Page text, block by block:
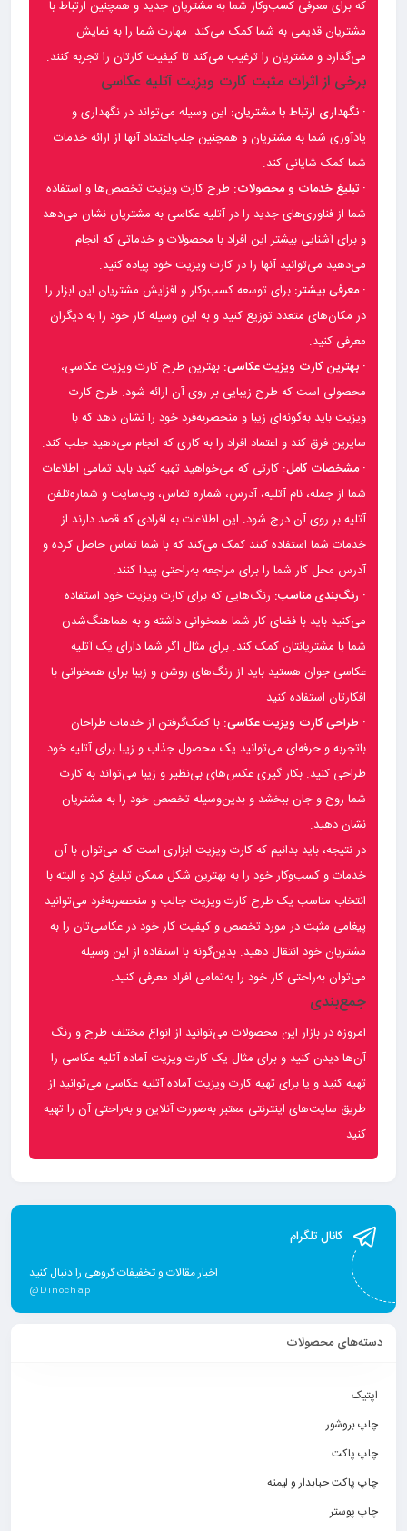
که برای معرفی کسب‌وکار شما به مشتریان جدید و همچنین ارتباط با
مشتریان قدیمی به شما کمک می‌کند. مهارت شما را به نمایش
می‌گذارد و مشتریان را ترغیب می‌کند تا کیفیت کارتان را تجربه کنند.
برخی از اثرات مثبت کارت ویزیت آتلیه عکاسی
· نگهداری ارتباط با مشتریان: این وسیله می‌تواند در نگهداری و
یادآوری شما به مشتریان و همچنین جلب‌اعتماد آنها از ارائه خدمات
شما کمک شایانی کند.
· تبلیغ خدمات و محصولات: طرح کارت ویزیت تخصص‌ها و استفاده
شما از فناوری‌های جدید را در آتلیه عکاسی به مشتریان نشان می‌دهد
و برای آشنایی بیشتر این افراد با محصولات و خدماتی که انجام
می‌دهید می‌توانید آنها را در کارت ویزیت خود پیاده کنید.
· معرفی بیشتر: برای توسعه کسب‌وکار و افزایش مشتریان این ابزار را
در مکان‌های متعدد توزیع کنید و به این وسیله کار خود را به دیگران
معرفی کنید.
· بهترین کارت ویزیت عکاسی: بهترین طرح کارت ویزیت عکاسی،
محصولی است که طرح زیبایی بر روی آن ارائه شود. طرح کارت
ویزیت باید به‌گونه‌ای زیبا و منحصربه‌فرد خود را نشان دهد که با
سایرین فرق کند و اعتماد افراد را به کاری که انجام می‌دهید جلب کند.
· مشخصات کامل: کارتی که می‌خواهید تهیه کنید باید تمامی اطلاعات
شما از جمله، نام آتلیه، آدرس، شماره تماس، وب‌سایت و شماره‌تلفن
آتلیه بر روی آن درج شود. این اطلاعات به افرادی که قصد دارند از
خدمات شما استفاده کنند کمک می‌کند که با شما تماس حاصل کرده و
آدرس محل کار شما را برای مراجعه به‌راحتی پیدا کنند.
· رنگ‌بندی مناسب: رنگ‌هایی که برای کارت ویزیت خود استفاده
می‌کنید باید با فضای کار شما همخوانی داشته و به هماهنگ‌شدن
شما با مشتریانتان کمک کند. برای مثال اگر شما دارای یک آتلیه
عکاسی جوان هستید باید از رنگ‌های روشن و زیبا برای همخوانی با
افکارتان استفاده کنید.
· طراحی کارت ویزیت عکاسی: با کمک‌گرفتن از خدمات طراحان
باتجربه و حرفه‌ای می‌توانید یک محصول جذاب و زیبا برای آتلیه خود
طراحی کنید. بکار گیری عکس‌های بی‌نظیر و زیبا می‌تواند به کارت
شما روح و جان ببخشد و بدین‌وسیله تخصص خود را به مشتریان
نشان دهید.
در نتیجه، باید بدانیم که کارت ویزیت ابزاری است که می‌توان با آن
خدمات و کسب‌وکار خود را به بهترین شکل ممکن تبلیغ کرد و البته با
انتخاب مناسب یک طرح کارت ویزیت جالب و منحصربه‌فرد می‌توانید
پیغامی مثبت در مورد تخصص و کیفیت کار خود در عکاسی‌تان را به
مشتریان خود انتقال دهید. بدین‌گونه با استفاده از این وسیله
می‌توان به‌راحتی کار خود را به‌تمامی افراد معرفی کنید.
جمع‌بندی
امروزه در بازار این محصولات می‌توانید از انواع مختلف طرح و رنگ
آن‌ها دیدن کنید و برای مثال یک کارت ویزیت آماده آتلیه عکاسی را
تهیه کنید و یا برای تهیه کارت ویزیت آماده آتلیه عکاسی می‌توانید از
طریق سایت‌های اینترنتی معتبر به‌صورت آنلاین و به‌راحتی آن را تهیه
کنید.
کانال تلگرام
اخبار مقالات و تخفیفات گروهی را دنبال کنید
@Dinochap
دسته‌های محصولات
اپتیک
چاپ بروشور
چاپ پاکت
چاپ پاکت حبابدار و لیمنه
چاپ پوستر